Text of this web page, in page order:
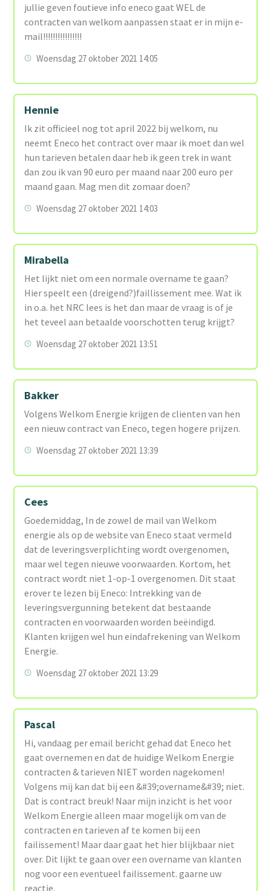
jullie geven foutieve info eneco gaat WEL de
contracten van welkom aanpassen staat er in mijn e-
mail!!!!!!!!!!!!!!!!
Woensdag 27 oktober 2021 14:05
Hennie
Ik zit officieel nog tot april 2022 bij welkom, nu
neemt Eneco het contract over maar ik moet dan wel
hun tarieven betalen daar heb ik geen trek in want
dan zou ik van 90 euro per maand naar 200 euro per
maand gaan. Mag men dit zomaar doen?
Woensdag 27 oktober 2021 14:03
Mirabella
Het lijkt niet om een normale overname te gaan?
Hier speelt een (dreigend?)faillissement mee. Wat ik
in o.a. het NRC lees is het dan maar de vraag is of je
het teveel aan betaalde voorschotten terug krijgt?
Woensdag 27 oktober 2021 13:51
Bakker
Volgens Welkom Energie krijgen de clienten van hen
een nieuw contract van Eneco, tegen hogere prijzen.
Woensdag 27 oktober 2021 13:39
Cees
Goedemiddag, In de zowel de mail van Welkom
energie als op de website van Eneco staat vermeld
dat de leveringsverplichting wordt overgenomen,
maar wel tegen nieuwe voorwaarden. Kortom, het
contract wordt niet 1-op-1 overgenomen. Dit staat
erover te lezen bij Eneco: Intrekking van de
leveringsvergunning betekent dat bestaande
contracten en voorwaarden worden beëindigd.
Klanten krijgen wel hun eindafrekening van Welkom
Energie.
Woensdag 27 oktober 2021 13:29
Pascal
Hi, vandaag per email bericht gehad dat Eneco het
gaat overnemen en dat de huidige Welkom Energie
contracten & tarieven NIET worden nagekomen!
Volgens mij kan dat bij een &#39;overname&#39; niet.
Dat is contract breuk! Naar mijn inzicht is het voor
Welkom Energie alleen maar mogelijk om van de
contracten en tarieven af te komen bij een
failissement! Maar daar gaat het hier blijkbaar niet
over. Dit lijkt te gaan over een overname van klanten
nog voor een eventueel failissement. gaarne uw
reactie.